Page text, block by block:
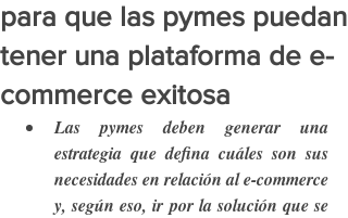
para que las pymes puedan
tener una plataforma de e-
commerce exitosa
Las pymes deben generar una
estrategia que defina cuáles son sus
necesidades en relación al e-commerce
y, según eso, ir por la solución que se